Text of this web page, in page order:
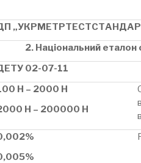
2. Національний еталон
02-07-11
Н – 2000 Н
Н – 200000 Н